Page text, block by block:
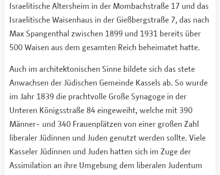
Israelitische Altersheim in der Mombachstraße 17 und das
Israelitische Waisenhaus in der Gießbergstraße 7, das nach
Max Spangenthal zwischen 1899 und 1931 bereits über
500 Waisen aus dem gesamten Reich beheimatet hatte.
Auch im architektonischen Sinne bildete sich das stete
Anwachsen der Jüdischen Gemeinde Kassels ab. So wurde
im Jahr 1839 die prachtvolle Große Synagoge in der
Unteren Königsstraße 84 eingeweiht, welche mit 390
Männer- und 340 Frauenplätzen von einer großen Zahl
liberaler Jüdinnen und Juden genutzt werden sollte. Viele
Kasseler Jüdinnen und Juden hatten sich im Zuge der
Assimilation an ihre Umgebung dem liberalen Judentum